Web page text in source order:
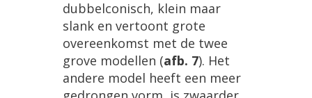
dubbelconisch, klein maar
slank en vertoont grote
overeenkomst met de twee
grove modellen (afb. 7). Het
andere model heeft een meer